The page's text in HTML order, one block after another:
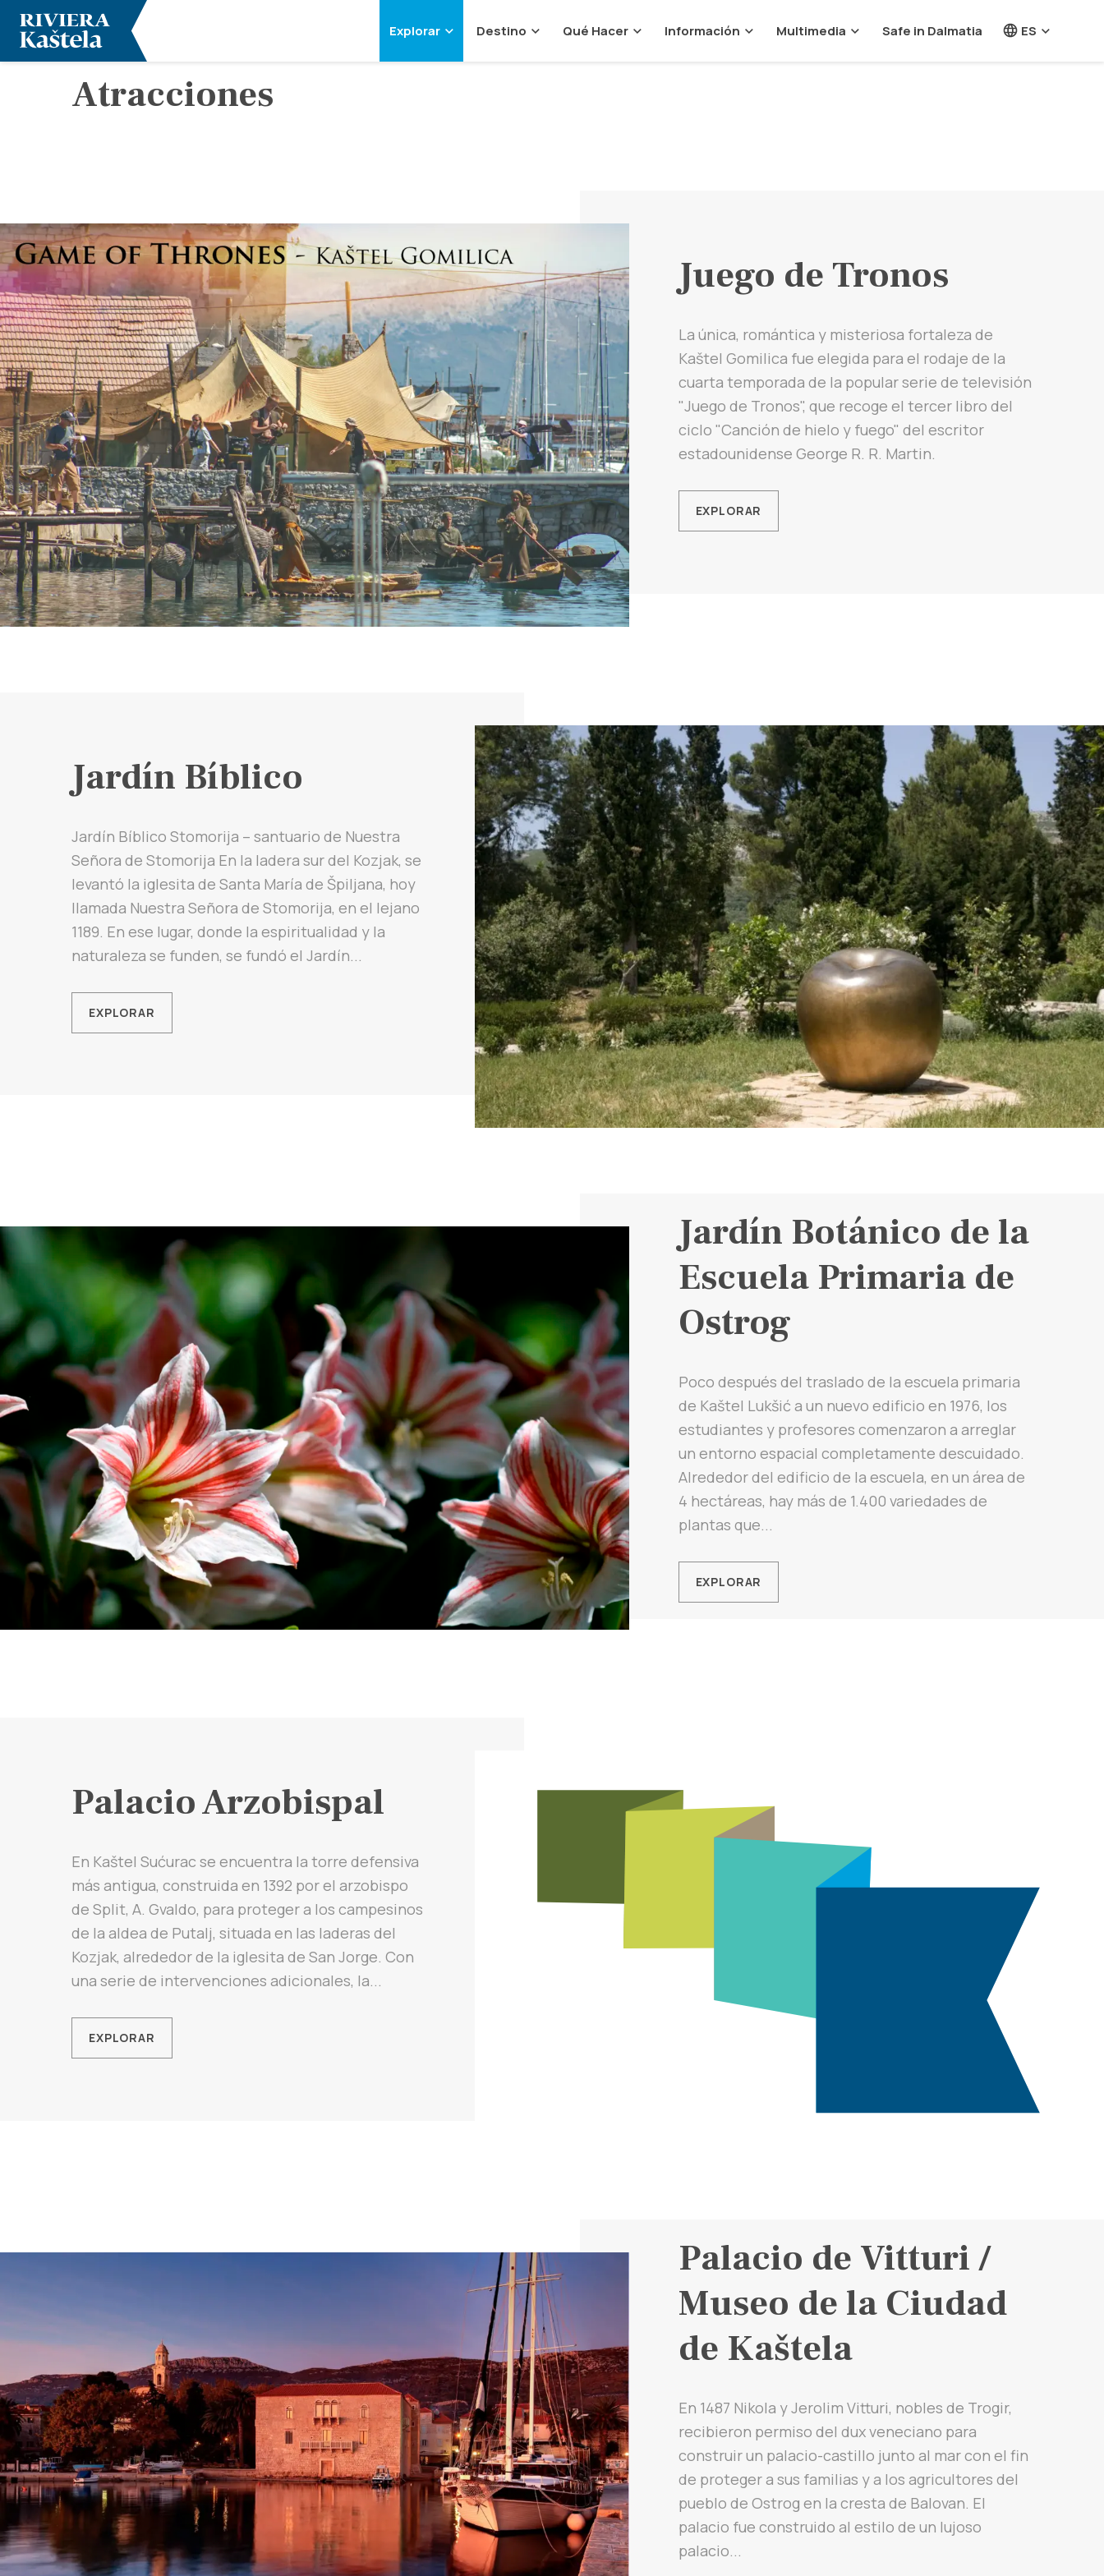
Explorar Destino Qué Hacer Información Multimedia Safe in Dalmatia ES
Atracciones
Juego de Tronos
La única, romántica y misteriosa fortaleza de
Kaštel Gomilica fue elegida para el rodaje de la
cuarta temporada de la popular serie de televisión
"Juego de Tronos", que recoge el tercer libro del
ciclo "Canción de hielo y fuego" del escritor
estadounidense George R. R. Martin.
EXPLORAR
Jardín Bíblico
Jardín Bíblico Stomorija – santuario de Nuestra
Señora de Stomorija En la ladera sur del Kozjak, se
levantó la iglesita de Santa María de Špiljana, hoy
llamada Nuestra Señora de Stomorija, en el lejano
1189. En ese lugar, donde la espiritualidad y la
naturaleza se funden, se fundó el Jardín...
EXPLORAR
Jardín Botánico de la
Escuela Primaria de
Ostrog
Poco después del traslado de la escuela primaria
de Kaštel Lukšić a un nuevo edificio en 1976, los
estudiantes y profesores comenzaron a arreglar
un entorno espacial completamente descuidado.
Alrededor del edificio de la escuela, en un área de
4 hectáreas, hay más de 1.400 variedades de
plantas que...
EXPLORAR
Palacio Arzobispal
En Kaštel Sućurac se encuentra la torre defensiva
más antigua, construida en 1392 por el arzobispo
de Split, A. Gvaldo, para proteger a los campesinos
de la aldea de Putalj, situada en las laderas del
Kozjak, alrededor de la iglesita de San Jorge. Con
una serie de intervenciones adicionales, la...
EXPLORAR
Palacio de Vitturi /
Museo de la Ciudad
de Kaštela
En 1487 Nikola y Jerolim Vitturi, nobles de Trogir,
recibieron permiso del dux veneciano para
construir un palacio-castillo junto al mar con el fin
de proteger a sus familias y a los agricultores del
pueblo de Ostrog en la cresta de Balovan. El
palacio fue construido al estilo de un lujoso
palacio...